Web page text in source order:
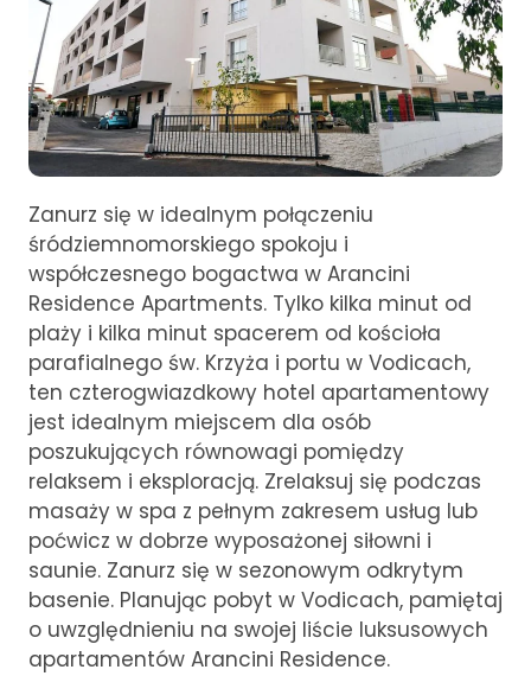
Zanurz się w idealnym połączeniu
śródziemnomorskiego spokoju i
współczesnego bogactwa w Arancini
Residence Apartments. Tylko kilka minut od
plaży i kilka minut spacerem od kościoła
parafialnego św. Krzyża i portu w Vodicach,
ten czterogwiazdkowy hotel apartamentowy
jest idealnym miejscem dla osób
poszukujących równowagi pomiędzy
relaksem i eksploracją. Zrelaksuj się podczas
masaży w spa z pełnym zakresem usług lub
poćwicz w dobrze wyposażonej siłowni i
saunie. Zanurz się w sezonowym odkrytym
basenie. Planując pobyt w Vodicach, pamiętaj
o uwzględnieniu na swojej liście luksusowych
apartamentów Arancini Residence.